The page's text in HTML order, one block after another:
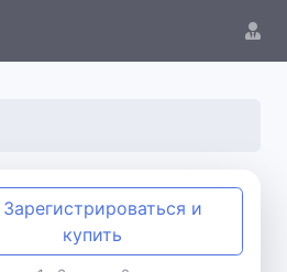
Зарегистрироваться и
купить